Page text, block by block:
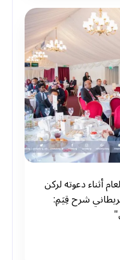
أثناء دعوته لركن
شرح قِيَمِ: